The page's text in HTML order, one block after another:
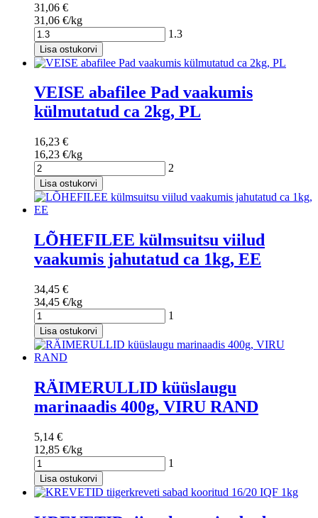
31,06 €
31,06 €/kg
1.3
Lisa ostukorvi
VEISE abafilee Pad vaakumis
külmutatud ca 2kg, PL
16,23 €
16,23 €/kg
2
Lisa ostukorvi
LÕHEFILEE külmsuitsu viilud
vaakumis jahutatud ca 1kg, EE
34,45 €
34,45 €/kg
1
Lisa ostukorvi
RÄIMERULLID küüslaugu
marinaadis 400g, VIRU RAND
5,14 €
12,85 €/kg
1
Lisa ostukorvi